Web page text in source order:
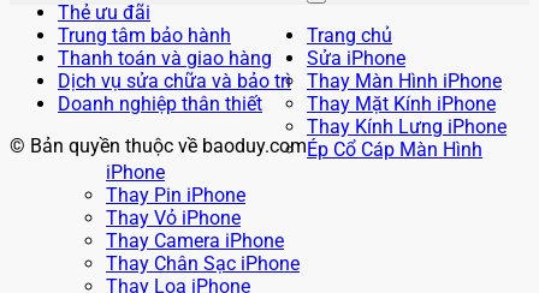
Thẻ ưu đãi
Trung tâm bảo hành
Thanh toán và giao hàng
Dịch vụ sửa chữa và bảo trì
Doanh nghiệp thân thiết
© Bản quyền thuộc về baoduy.com
Trang chủ
Sửa iPhone
Thay Màn Hình iPhone
Thay Mặt Kính iPhone
Thay Kính Lưng iPhone
Ép Cổ Cáp Màn Hình
iPhone
Thay Pin iPhone
Thay Vỏ iPhone
Thay Camera iPhone
Thay Chân Sạc iPhone
Thay Loa iPhone